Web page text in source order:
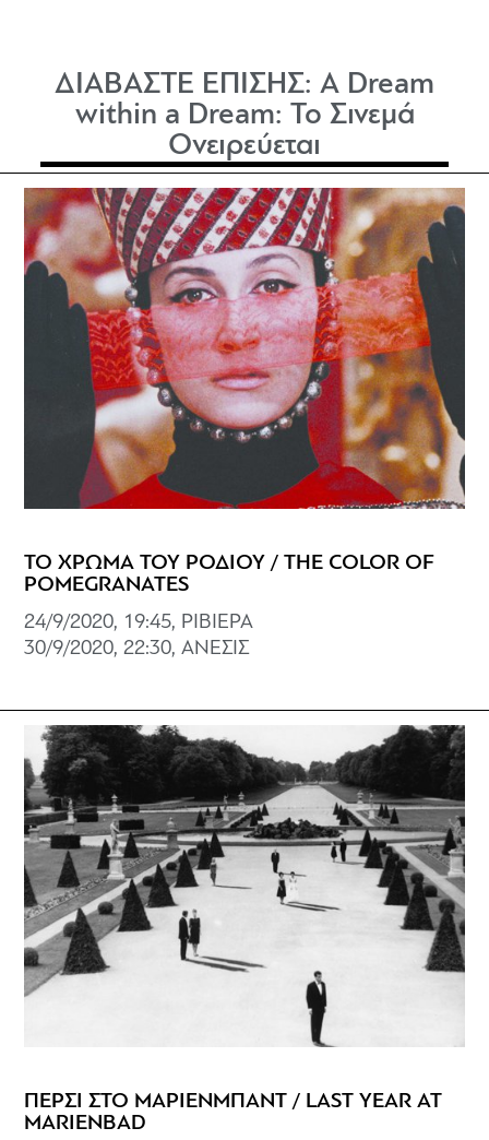
ΔΙΑΒΑΣΤΕ ΕΠΙΣΗΣ: A Dream
within a Dream: Το Σινεμά
Ονειρεύεται
ΤΟ ΧΡΩΜΑ ΤΟΥ ΡΟΔΙΟΥ / THE COLOR OF
POMEGRANATES
24/9/2020, 19:45, ΡΙΒΙΕΡΑ
30/9/2020, 22:30, ΑΝΕΣΙΣ
ΠΕΡΣΙ ΣΤΟ ΜΑΡΙΕΝΜΠΑΝΤ / LAST YEAR AT
MARIENBAD